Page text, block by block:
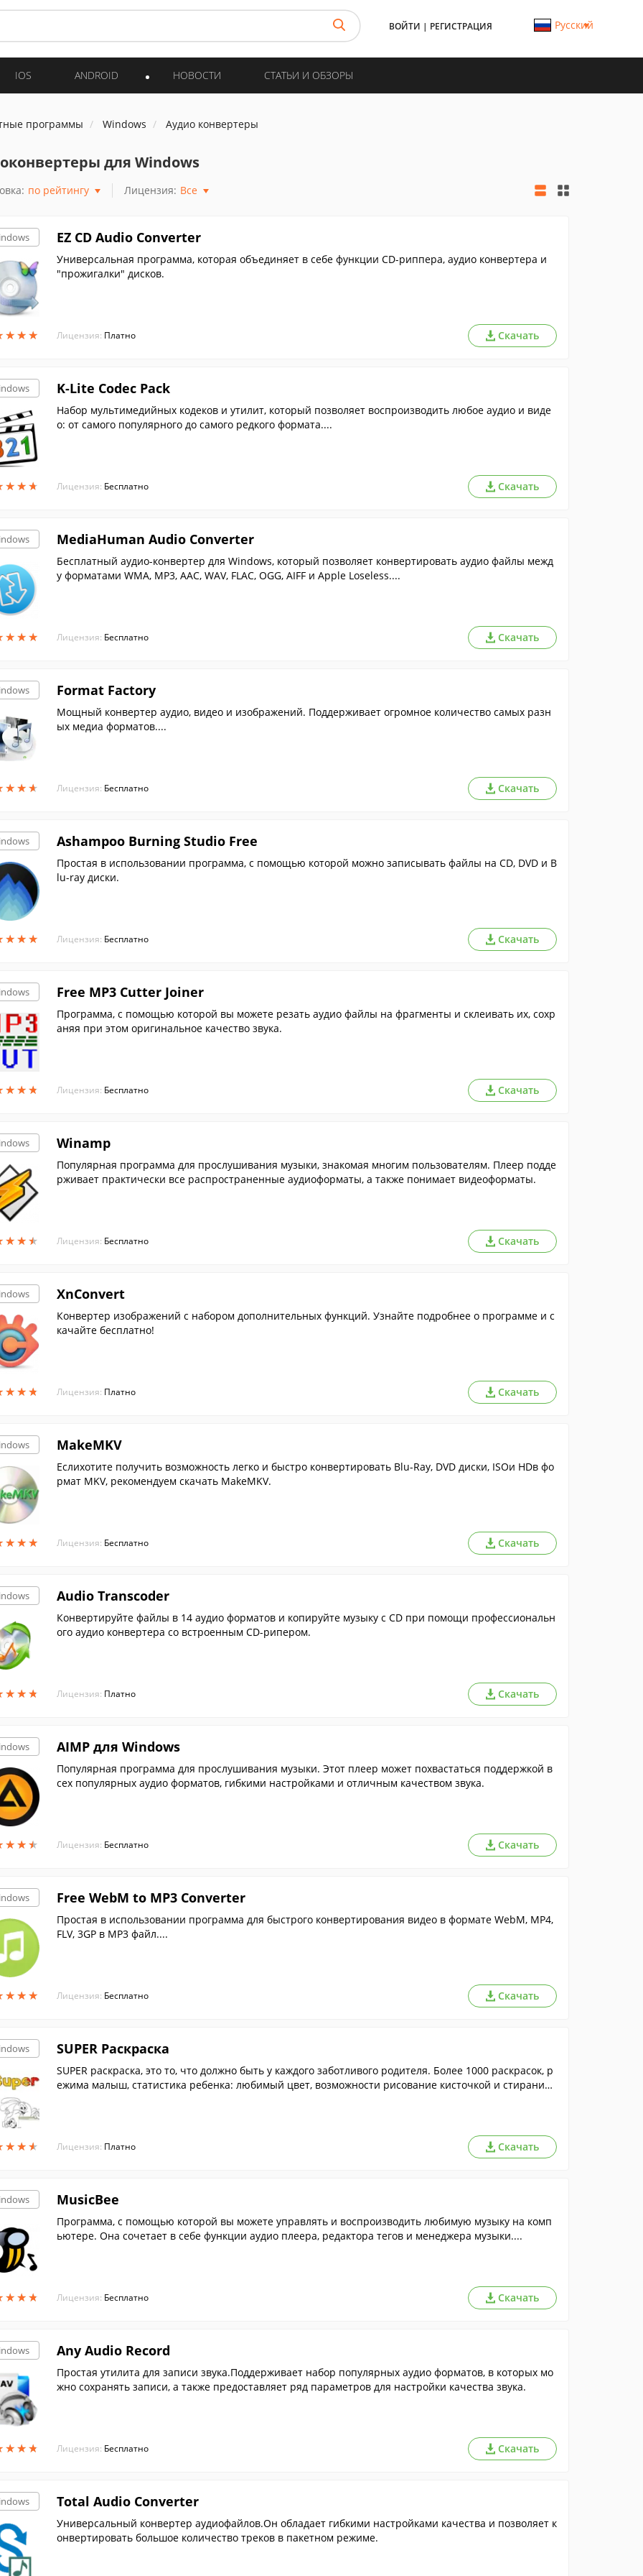
ВОЙТИ | РЕГИСТРАЦИЯ Русский
IOS ANDROID НОВОСТИ СТАТЬИ И ОБЗОРЫ
программы Windows Аудио конвертеры
для Windows
по рейтингу Лицензия: Все
★★★
★★★
EZ CD Audio Converter
Универсальная программа, которая объединяет в себе функции CD-риппера, аудио конвертера и
"прожигалки" дисков.
Лицензия: Платно Скачать
★★★
★★★
K-Lite Codec Pack
Набор мультимедийных кодеков и утилит, который позволяет воспроизводить любое аудио и виде
о: от самого популярного до самого редкого формата....
Лицензия: Бесплатно Скачать
★★★
★★★
MediaHuman Audio Converter
Бесплатный аудио-конвертер для Windows, который позволяет конвертировать аудио файлы межд
у форматами WMA, MP3, AAC, WAV, FLAC, OGG, AIFF и Apple Loseless....
Лицензия: Бесплатно Скачать
★★★
★★★
Format Factory
Мощный конвертер аудио, видео и изображений. Поддерживает огромное количество самых разн
ых медиа форматов....
Лицензия: Бесплатно Скачать
★★★
★★★
Ashampoo Burning Studio Free
Простая в использовании программа, с помощью которой можно записывать файлы на CD, DVD и B
lu-ray диски.
Лицензия: Бесплатно Скачать
★★★
★★★
Free MP3 Cutter Joiner
Программа, с помощью которой вы можете резать аудио файлы на фрагменты и склеивать их, сохр
аняя при этом оригинальное качество звука.
Лицензия: Бесплатно Скачать
★★★
★★★
Winamp
Популярная программа для прослушивания музыки, знакомая многим пользователям. Плеер подде
рживает практически все распространенные аудиоформаты, а также понимает видеоформаты.
Лицензия: Бесплатно Скачать
★★★
★★★
XnConvert
Конвертер изображений с набором дополнительных функций. Узнайте подробнее о программе и с
качайте бесплатно!
Лицензия: Платно Скачать
★★★
★★★
MakeMKV
Еслихотите получить возможность легко и быстро конвертировать Blu-Ray, DVD диски, ISOи HDв фо
рмат MKV, рекомендуем скачать MakeMKV.
Лицензия: Бесплатно Скачать
★★★
★★★
Audio Transcoder
Конвертируйте файлы в 14 аудио форматов и копируйте музыку с CD при помощи профессиональн
ого аудио конвертера со встроенным CD-рипером.
Лицензия: Платно Скачать
★★★
★★★
AIMP для Windows
Популярная программа для прослушивания музыки. Этот плеер может похвастаться поддержкой в
сех популярных аудио форматов, гибкими настройками и отличным качеством звука.
Лицензия: Бесплатно Скачать
★★★
★★★
Free WebM to MP3 Converter
Простая в использовании программа для быстрого конвертирования видео в формате WebM, MP4,
FLV, 3GP в MP3 файл....
Лицензия: Бесплатно Скачать
★★★
★★★
SUPER Раскраска
SUPER раскраска, это то, что должно быть у каждого заботливого родителя. Более 1000 раскрасок, р
ежима малыш, статистика ребенка: любимый цвет, возможности рисование кисточкой и стирание
Лицензия: Платно Скачать
★★★
★★★
MusicBee
Программа, с помощью которой вы можете управлять и воспроизводить любимую музыку на комп
ьютере. Она сочетает в себе функции аудио плеера, редактора тегов и менеджера музыки....
Лицензия: Бесплатно Скачать
★★★
★★★
Any Audio Record
Простая утилита для записи звука.Поддерживает набор популярных аудио форматов, в которых мо
жно сохранять записи, а также предоставляет ряд параметров для настройки качества звука.
Лицензия: Бесплатно Скачать
Total Audio Converter
Универсальный конвертер аудиофайлов.Он обладает гибкими настройками качества и позволяет к
онвертировать большое количество треков в пакетном режиме.